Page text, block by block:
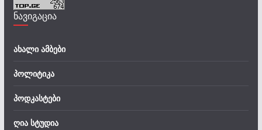
ნავიგაცია
ახალი ამბები
პოლიტიკა
პოდკასტები
ღია სტუდია